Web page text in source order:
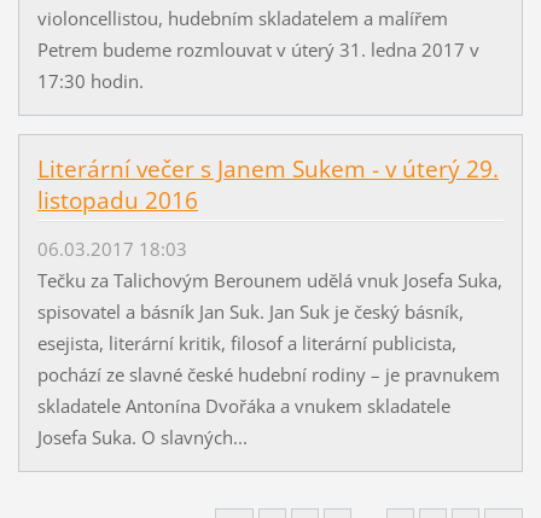
violoncellistou, hudebním skladatelem a malířem
Petrem budeme rozmlouvat v úterý 31. ledna 2017 v
17:30 hodin.
Literární večer s Janem Sukem - v úterý 29.
listopadu 2016
06.03.2017 18:03
Tečku za Talichovým Berounem udělá vnuk Josefa Suka,
spisovatel a básník Jan Suk. Jan Suk je český básník,
esejista, literární kritik, filosof a literární publicista,
pochází ze slavné české hudební rodiny – je pravnukem
skladatele Antonína Dvořáka a vnukem skladatele
Josefa Suka. O slavných...